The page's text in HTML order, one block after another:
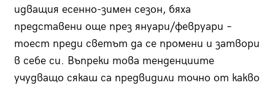
идващия есенно-зимен сезон, бяха
представени още през януари/февруари –
тоест преди светът да се промени и затвори
в себе си. Въпреки това тенденциите
учудващо сякаш са предвидили точно от какво